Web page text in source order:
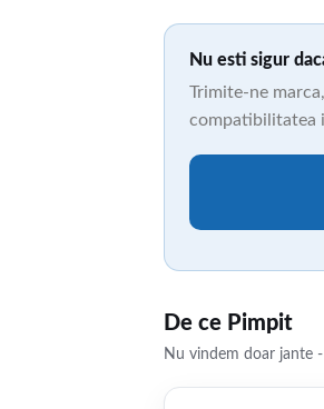
Nu esti sigur
Trimite-ne
compatibilitatea
De ce Pimpit
Nu vindem doar jante